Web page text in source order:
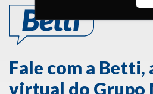
Fale com a Betti,
virtual do Grupo